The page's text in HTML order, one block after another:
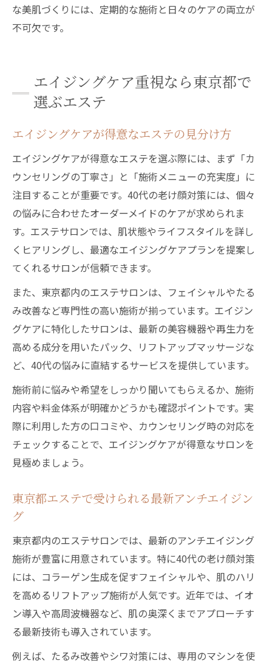
な美肌づくりには、定期的な施術と日々のケアの両立が
不可欠です。
エイジングケア重視なら東京都で
選ぶエステ
エイジングケアが得意なエステの見分け方
エイジングケアが得意なエステを選ぶ際には、まず「カ
ウンセリングの丁寧さ」と「施術メニューの充実度」に
注目することが重要です。40代の老け顔対策には、個々
の悩みに合わせたオーダーメイドのケアが求められま
す。エステサロンでは、肌状態やライフスタイルを詳し
くヒアリングし、最適なエイジングケアプランを提案し
てくれるサロンが信頼できます。
また、東京都内のエステサロンは、フェイシャルやたる
み改善など専門性の高い施術が揃っています。エイジン
グケアに特化したサロンは、最新の美容機器や再生力を
高める成分を用いたパック、リフトアップマッサージな
ど、40代の悩みに直結するサービスを提供しています。
施術前に悩みや希望をしっかり聞いてもらえるか、施術
内容や料金体系が明確かどうかも確認ポイントです。実
際に利用した方の口コミや、カウンセリング時の対応を
チェックすることで、エイジングケアが得意なサロンを
見極めましょう。
東京都エステで受けられる最新アンチエイジン
グ
東京都内のエステサロンでは、最新のアンチエイジング
施術が豊富に用意されています。特に40代の老け顔対策
には、コラーゲン生成を促すフェイシャルや、肌のハリ
を高めるリフトアップ施術が人気です。近年では、イオ
ン導入や高周波機器など、肌の奥深くまでアプローチす
る最新技術も導入されています。
例えば、たるみ改善やシワ対策には、専用のマシンを使